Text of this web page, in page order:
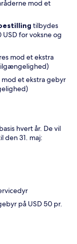
mod et
tilbydes
for voksne og
mod et ekstra
mod et ekstra gebyr
hvert år. De vil
den 31. maj:
på USD 50 pr.